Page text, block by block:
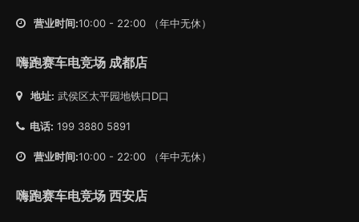
营业时间:10:00 - 22:00 （年中无休）
嗨跑赛车电竞场 成都店
地址: 武侯区太平园地铁口D口
电话: 199 3880 5891
营业时间:10:00 - 22:00 （年中无休）
嗨跑赛车电竞场 西安店